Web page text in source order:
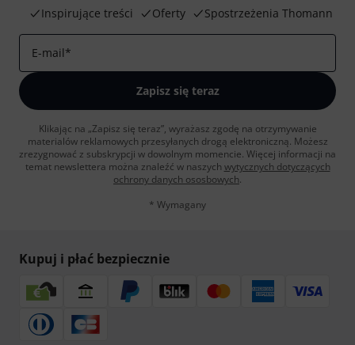
Inspirujące treści
Oferty Spostrzeżenia Thomann
E-mail*
Zapisz się teraz
Klikając na „Zapisz się teraz”, wyrażasz zgodę na otrzymywanie
materialów reklamowych przesyłanych drogą elektroniczną. Możesz
zrezygnować z subskrypcji w dowolnym momencie. Więcej informacji na
temat newslettera można znaleźć w naszych wytycznych dotyczących
ochrony danych ososbowych.
* Wymagany
Kupuj i płać bezpiecznie